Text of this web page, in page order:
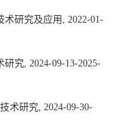
研究及应用, 2022-01-
究, 2024-09-13-2025-
术研究, 2024-09-30-